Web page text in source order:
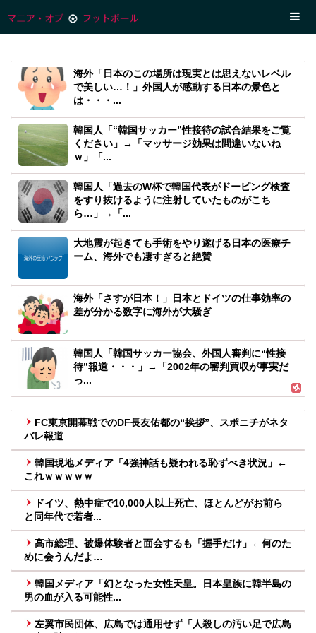
海外「日本のこの場所は現実とは思えないレベル
で美しい…！」外国人が感動する日本の景色と
は・・・...
韓国人「“韓国サッカー”性接待の試合結果をご覧
ください」→「マッサージ効果は間違いないね
ｗ」「...
韓国人「過去のW杯で韓国代表がドーピング検査
をすり抜けるように注射していたものがこち
ら…」→「...
大地震が起きても手術をやり遂げる日本の医療チ
ーム、海外でも凄すぎると絶賛
海外「さすが日本！」日本とドイツの仕事効率の
差が分かる数字に海外が大騒ぎ
韓国人「韓国サッカー協会、外国人審判に“性接
待”報道・・・」→「2002年の審判買収が事実だ
っ...
FC東京開幕戦でのDF長友佑都の“挨拶”、スポニチがネタ
バレ報道
韓国現地メディア「4強神話も疑われる恥ずべき状況」←
これｗｗｗｗｗ
ドイツ、熱中症で10,000人以上死亡、ほとんどがお前ら
と同年代で若者...
高市総理、被爆体験者と面会するも「握手だけ」←何のた
めに会うんだよ…
韓国メディア「幻となった女性天皇。日本皇族に韓半島の
男の血が入る可能性...
左翼市民団体、広島では通用せず「人殺しの汚い足で広島